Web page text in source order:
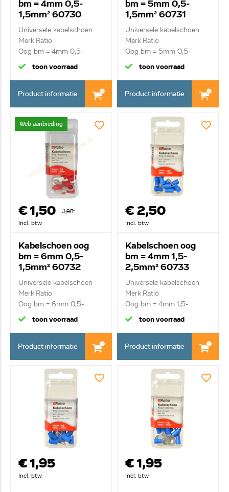
bm = 4mm 0,5-
1,5mm² 60730
Universele kabelschoen
Merk Ratio
Oog bm = 4mm 0,5-
1,5mm²
toon voorraad
Product informatie
bm = 5mm 0,5-
1,5mm² 60731
Universele kabelschoen
Merk Ratio
Oog bm = 5mm 0,5-
1,5mm²
toon voorraad
Product informatie
Web aanbieding
€ 1,50
1,95
Incl. btw
Kabelschoen oog
bm = 6mm 0,5-
1,5mm² 60732
Universele kabelschoen
Merk Ratio
Oog bm = 6mm 0,5-
1,5mm²
toon voorraad
Product informatie
€ 2,50
Incl. btw
Kabelschoen oog
bm = 4mm 1,5-
2,5mm² 60733
Universele kabelschoen
Merk Ratio
Oog bm = 4mm 1,5-
2,5mm²
toon voorraad
Product informatie
€ 1,95
Incl. btw
€ 1,95
Incl. btw